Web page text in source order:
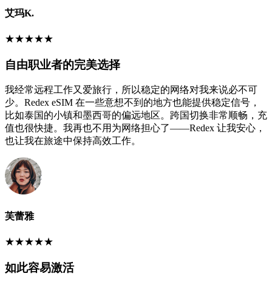
艾玛K.
★★★★★
自由职业者的完美选择
我经常远程工作又爱旅行，所以稳定的网络对我来说必不可
少。Redex eSIM 在一些意想不到的地方也能提供稳定信号，
比如泰国的小镇和墨西哥的偏远地区。跨国切换非常顺畅，充
值也很快捷。我再也不用为网络担心了——Redex 让我安心，
也让我在旅途中保持高效工作。
芙蕾雅
★★★★★
如此容易激活